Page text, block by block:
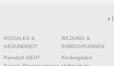
SOZIALES &
GESUNDHEIT
Parndorf GEHT
BILDUNG &
EINRICHTUNGEN
Kindergärten